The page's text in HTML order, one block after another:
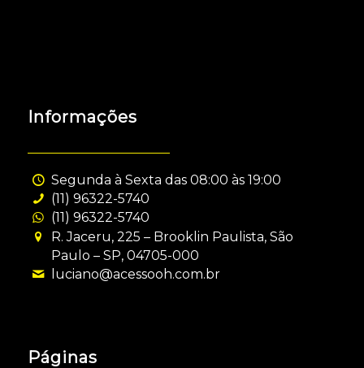
Informações
Segunda à Sexta das 08:00 às 19:00
(11) 96322-5740
(11) 96322-5740
R. Jaceru, 225 – Brooklin Paulista, São
Paulo – SP, 04705-000
luciano@acessooh.com.br
Páginas